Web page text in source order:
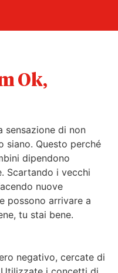
Ok,
sensazione di non
siano. Questo perché
dipendono
Scartando i vecchi
nuove
possono arrivare a
tu stai bene.
negativo, cercate di